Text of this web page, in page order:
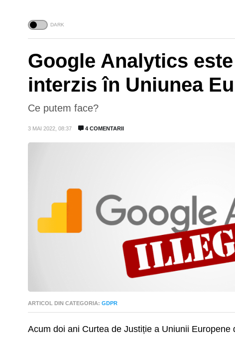
Google Analytics
interzis în Uniunea
Ce putem face?
3 MAI 2022, 08:37 4 COMENTARII
ARTICOL DIN CATEGORIA: GDPR
Acum doi ani Curtea de Justiție a Uniunii Europene